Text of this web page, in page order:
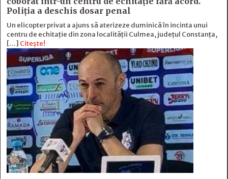
Poliția a deschis dosar penal
Un elicopter privat a ajuns să aterizeze duminică în incinta unui
centru de echitație din zona localității Culmea, județul Constanța,
[…] Citește!